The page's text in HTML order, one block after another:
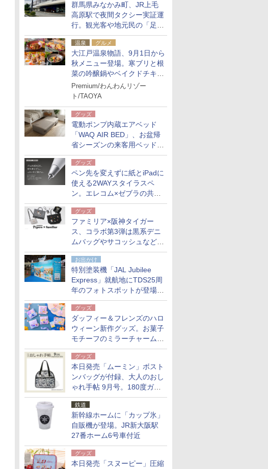
群馬県みなかみ町、JR上毛
高原駅で夜間タクシー実証運
行。観光客や地元民の「足が
ない」課題解消へ、木金土に
2台体制
温泉 グルメ
大江戸温泉物語、9月1日から
秋メニュー登場。寒ブリと根
菜の吟醸鍋やベイクドチキ
ン、ショコラ＆栗スイーツも
食べ放題に
Premium/わんわんリゾー
ト/TAOYA
グッズ
電動ポンプ内蔵エアベッド
「WAQ AIR BED」、お盆帰
省シーズンの来客用ベッドに
も。使用後は収納バッグでコ
ンパクトに保管
グッズ
ペン先を変えずに紙とiPadに
使える2WAYスタイラスペ
ン。エレコム×ゼブラの共同
開発
グッズ
ファミリア×阪神タイガー
ス、コラボ第3弾は黒系デニ
ムバッグやサコッシュなど6
点。8月21日オンラインスト
アで発売
お出かけ
特別塗装機「JAL Jubilee
Express」就航地にTDS25周
年のフォトスポットが登場。
10月末まで青森空港に
グッズ
ダッフィー＆フレンズのハロ
ウィーン新作グッズ。お菓子
モチーフのミラーチャーム/
デザインポーチほか
グッズ
本日発売「ムーミン」ボスト
ンバッグが付録、大人のおし
ゃれ手帖 9月号。180度ガバ
ッと開いて大容量
鉄道
新幹線ホームに「カップ氷」
自販機が登場。JR新大阪駅
27番ホーム6号車付近
グッズ
本日発売「スヌーピー」圧縮